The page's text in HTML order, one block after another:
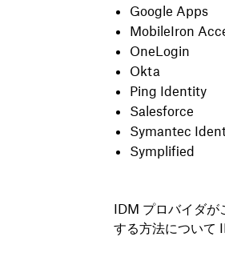
Google Apps
MobileIron
OneLogin
Okta
Ping Identity
Salesforce
Symantec
Symplified
IDM プロバイダが
する方法について